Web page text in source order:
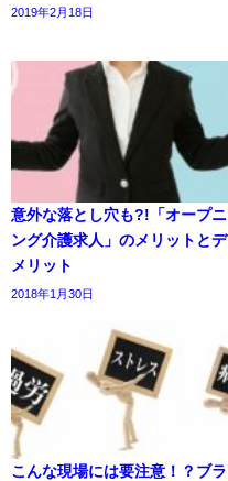
2019年2月18日
意外な落とし穴も?!「オープニ
ング介護求人」のメリットとデ
メリット
2018年1月30日
こんな現場には要注意！？ブラ